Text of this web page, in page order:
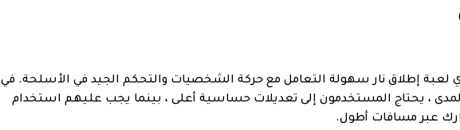
لعبة إطلاق نار سهولة التعامل مع حركة الشخصيات والتحكم الجيد في الأسلحة. في
، يحتاج المستخدمون إلى تعديلات حساسية أعلى ، بينما يجب عليهم استخدام
عبر مسافات أطول.